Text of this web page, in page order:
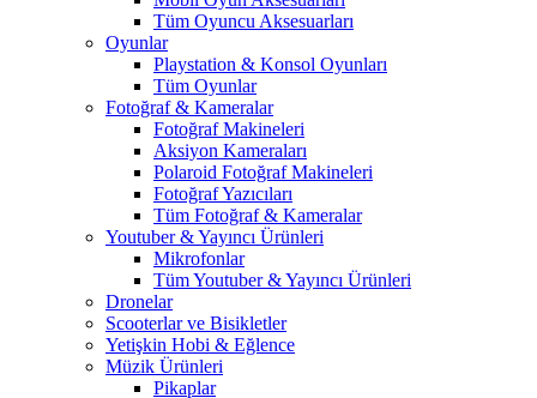
Tüm Oyuncu Aksesuarları
Oyunlar
Playstation & Konsol Oyunları
Tüm Oyunlar
Fotoğraf & Kameralar
Fotoğraf Makineleri
Aksiyon Kameraları
Polaroid Fotoğraf Makineleri
Fotoğraf Yazıcıları
Tüm Fotoğraf & Kameralar
Youtuber & Yayıncı Ürünleri
Mikrofonlar
Tüm Youtuber & Yayıncı Ürünleri
Dronelar
Scooterlar ve Bisikletler
Yetişkin Hobi & Eğlence
Müzik Ürünleri
Pikaplar